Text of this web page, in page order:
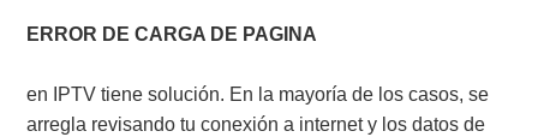
ERROR DE CARGA DE PAGINA
en IPTV tiene solución. En la mayoría de los casos, se
arregla revisando tu conexión a internet y los datos de